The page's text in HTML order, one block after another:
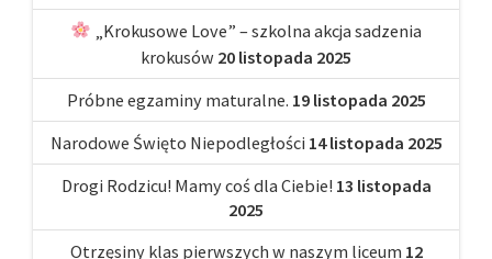
„Krokusowe Love” – szkolna akcja sadzenia
krokusów 20 listopada 2025
Próbne egzaminy maturalne. 19 listopada 2025
Narodowe Święto Niepodległości 14 listopada 2025
Drogi Rodzicu! Mamy coś dla Ciebie! 13 listopada
2025
Otrzęsiny klas pierwszych w naszym liceum 12